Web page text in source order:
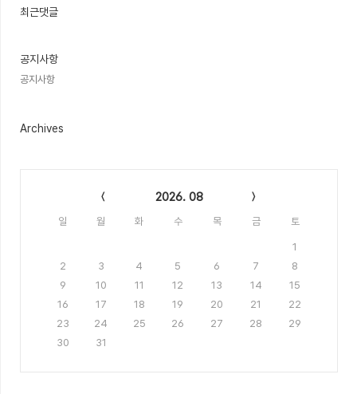
인
최근댓글
공지사항
공지사항
Archives
2026. 08
일 월 화 수 목 금 토
1
2
3 4 5 6 7
8
9
10 11 12 13 14
15
16
17 18 19 20 21
22
23
24 25 26 27 28
29
30
31